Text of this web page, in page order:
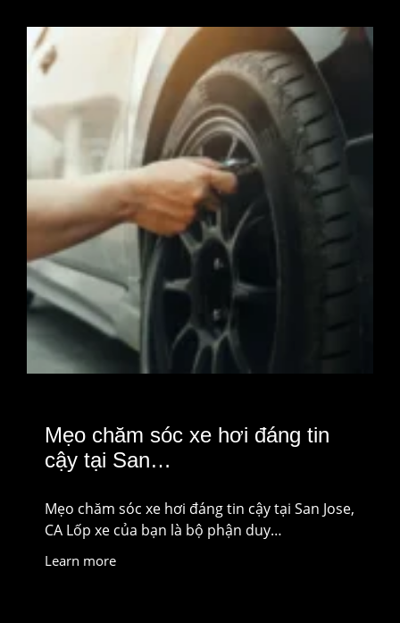
Mẹo chăm sóc xe hơi đáng tin
cậy tại San…
Mẹo chăm sóc xe hơi đáng tin cậy tại San Jose,
CA Lốp xe của bạn là bộ phận duy…
Learn more